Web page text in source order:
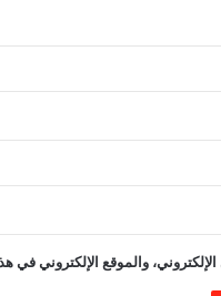
والموقع الإلكتروني في